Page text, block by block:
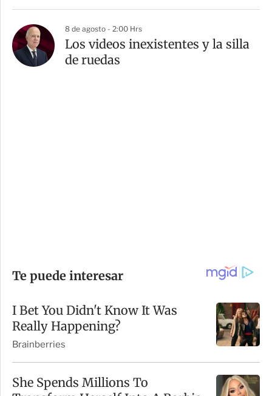
8 de agosto - 2:00 Hrs
Los videos inexistentes y la silla
de ruedas